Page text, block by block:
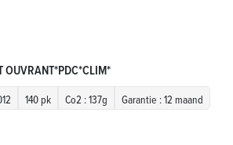
OUVRANT*PDC*CLIM*
140 pk Co2 : 137g Garantie : 12 maand